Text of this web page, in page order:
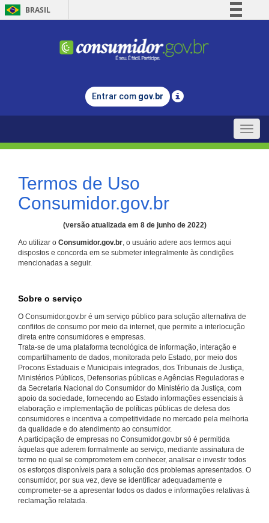
BRASIL
Comunica BR
Legislação
Entrar com gov.br
Toggle
Termos de Uso
Consumidor.gov.br
(versão atualizada em 8 de junho de 2022)
Ao utilizar o Consumidor.gov.br, o usuário adere aos termos aqui
dispostos e concorda em se submeter integralmente às condições
mencionadas a seguir.
Sobre o serviço
O Consumidor.gov.br é um serviço público para solução alternativa de
conflitos de consumo por meio da internet, que permite a interlocução
direta entre consumidores e empresas.
Trata-se de uma plataforma tecnológica de informação, interação e
compartilhamento de dados, monitorada pelo Estado, por meio dos
Procons Estaduais e Municipais integrados, dos Tribunais de Justiça,
Ministérios Públicos, Defensorias públicas e Agências Reguladoras e
da Secretaria Nacional do Consumidor do Ministério da Justiça, com
apoio da sociedade, fornecendo ao Estado informações essenciais à
elaboração e implementação de políticas públicas de defesa dos
consumidores e incentiva a competitividade no mercado pela melhoria
da qualidade e do atendimento ao consumidor.
A participação de empresas no Consumidor.gov.br só é permitida
àquelas que aderem formalmente ao serviço, mediante assinatura de
termo no qual se comprometem em conhecer, analisar e investir todos
os esforços disponíveis para a solução dos problemas apresentados. O
consumidor, por sua vez, deve se identificar adequadamente e
comprometer-se a apresentar todos os dados e informações relativas à
reclamação relatada.